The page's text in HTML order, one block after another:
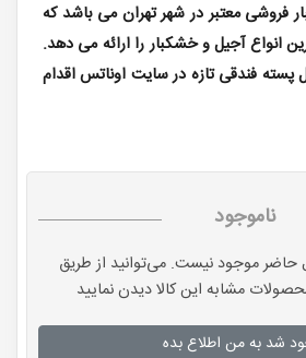
فروشی معتبر در شهر تهران می باشد که
انواع آجیل و خشکبار را ارائه می دهد.
پسته فندقی تازه در سایت اوناتس اقدام
ناموجود
حاضر موجود نیست. می‌توانید از طریق
مشابه این کالا دیدن نمایید
شد به من اطلاع بده